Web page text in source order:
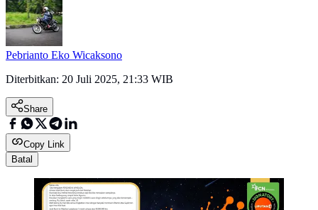
Pebrianto Eko Wicaksono
Diterbitkan: 20 Juli 2025, 21:33 WIB
Share
Copy Link
Batal